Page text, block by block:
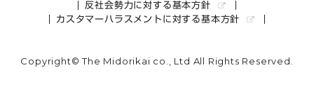
反社会勢力に対する基本方針
カスタマーハラスメントに対する基本方針
Copyright© The Midorikai co., Ltd All Rights Reserved.